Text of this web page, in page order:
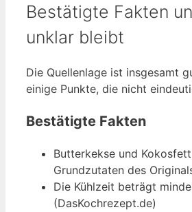
Bestätigte Fakten
unklar bleibt
Die Quellenlage ist insgesamt
einige Punkte, die nicht
Bestätigte Fakten
Butterkekse und
Grundzutaten des
Die Kühlzeit beträgt
(DasKochrezept.de)